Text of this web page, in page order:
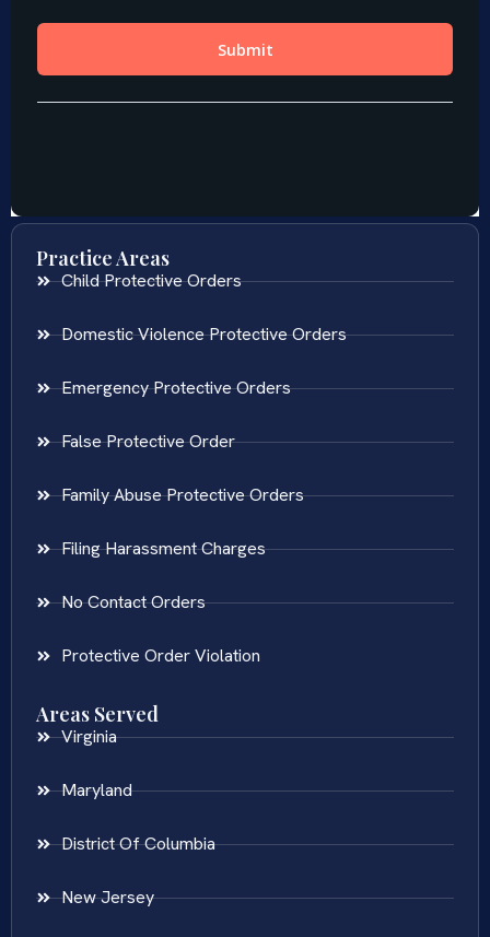
Practice Areas
Child Protective Orders
Domestic Violence Protective Orders
Emergency Protective Orders
False Protective Order
Family Abuse Protective Orders
Filing Harassment Charges
No Contact Orders
Protective Order Violation
Areas Served
Virginia
Maryland
District Of Columbia
New Jersey